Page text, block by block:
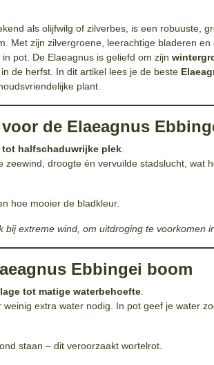
als olijfwilg of zilverbes, is een robuuste,
Met zijn zilvergroene, leerachtige bladeren
pot. De Elaeagnus is geliefd om zijn
in de herfst. In dit artikel lees je de beste
plant.
de Elaeagnus
halfschaduwrijke plek.
zeewind, droogte én vervuilde stadslucht, wat
hoe mooier de bladkleur.
extreme wind, om uitdroging te voorkomen
Ebbingei boom
tot matige waterbehoefte.
extra water nodig. In pot geef je water
staan – dit veroorzaakt wortelrot.